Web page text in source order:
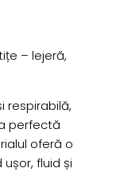
– lejeră,
respirabilă,
perfectă
oferă o
fluid și